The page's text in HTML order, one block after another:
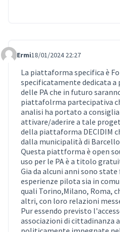
Comment 823
Ermi18/01/2024 22:27
La piattaforma specifica è
specificatamente dedicata a
delle PA che in futuro
piattafolrma partecipativa
analisi ha portato a
attivare/aderire a tale
della piattaforma DECIDIM
dalla municipalità di
Questa piattforma è open
uso per le PA è a titolo
Gia da alcuni anni sono
esperienze pilota sia in
quali Torino,Milano, Roma,
altri, con loro relazioni
Pur essendo previsto
associazioni di cittadinanza